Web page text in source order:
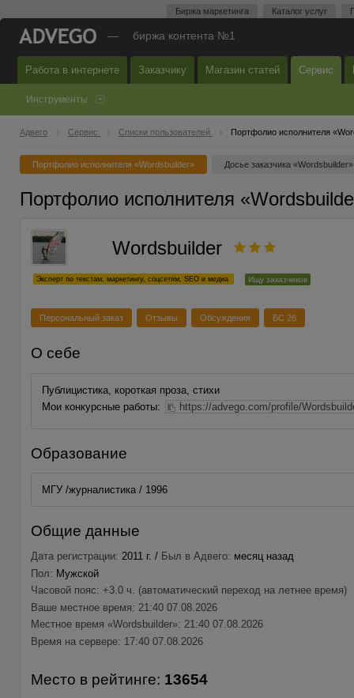
Биржа маркетинга Каталог услуг
— биржа контента №1
Работа в интернете Заказчику Магазин статей Сервис
Инструменты
Адвего Сервис Списки пользователей Портфолио исполнителя
Портфолио исполнителя «Wordsbuilder» Досье заказчика «Wordsbuilder»
Портфолио исполнителя
Wordsbuilder
Эксперт по текстам, маркетингу, соцсетям, SEO и медиа Ищу заказчиков
Персональный заказ Отзывы Обсуждения БС 26
О себе
Публицистика, короткая проза, стихи
Мои конкурсные работы:
https://advego.com/profile/
Образование
МГУ /журналистика / 1996
Общие данные
Дата регистрации: 2011 г. / Был в Адвего: месяц назад
Пол: Мужской
Часовой пояс: +3.0 ч. (автоматический переход на летнее время)
Ваше местное время: 21:40 07.08.2026
Местное время «Wordsbuilder»: 21:40 07.08.2026
Время на сервере: 17:40 07.08.2026
Место в рейтинге: 13654